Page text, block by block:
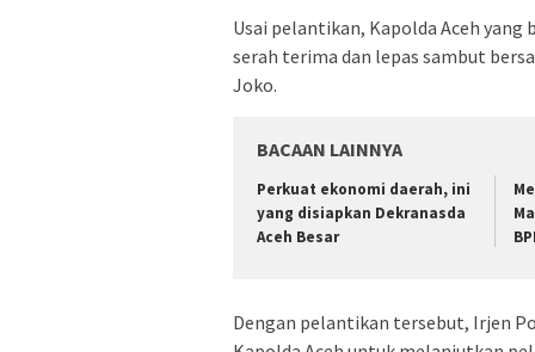
Usai pelantikan, Kapolda Aceh
serah terima dan lepas sambut
Joko.
BACAAN LAINNYA
Perkuat ekonomi daerah, ini
yang disiapkan Dekranasda
Aceh Besar
Dengan pelantikan tersebut, Irjen